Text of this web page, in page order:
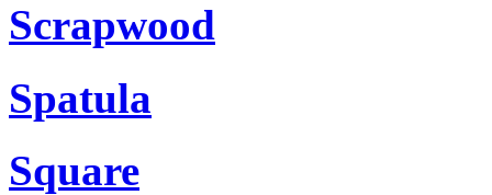
Scrapwood
Spatula
Square